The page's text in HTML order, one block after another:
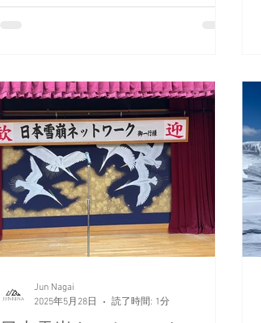
Jun Nagai
2025年5月28日
読了時間: 1分